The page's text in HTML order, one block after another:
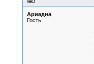
Ариадна
Гость